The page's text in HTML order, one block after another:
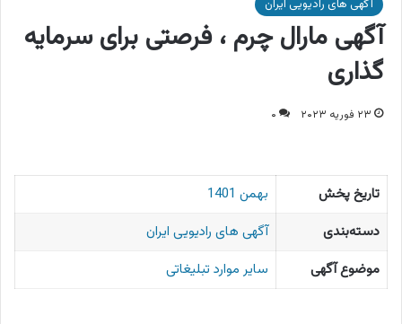
آگهی های رادیویی ایران
آگهی مارال چرم ، فرصتی برای سرمایه
گذاری
۲۳ فوریه ۲۰۲۳ ۰
تاریخ پخش
بهمن 1401
دسته‌بندی
آگهی های رادیویی ایران
موضوع آگهی
سایر موارد تبلیغاتی